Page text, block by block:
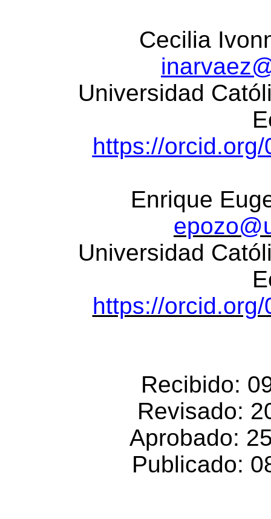
Cecilia
Universidad
https://
Enrique
Universidad
https://
Recibido:
Revisado:
Aprobado:
Publicado: